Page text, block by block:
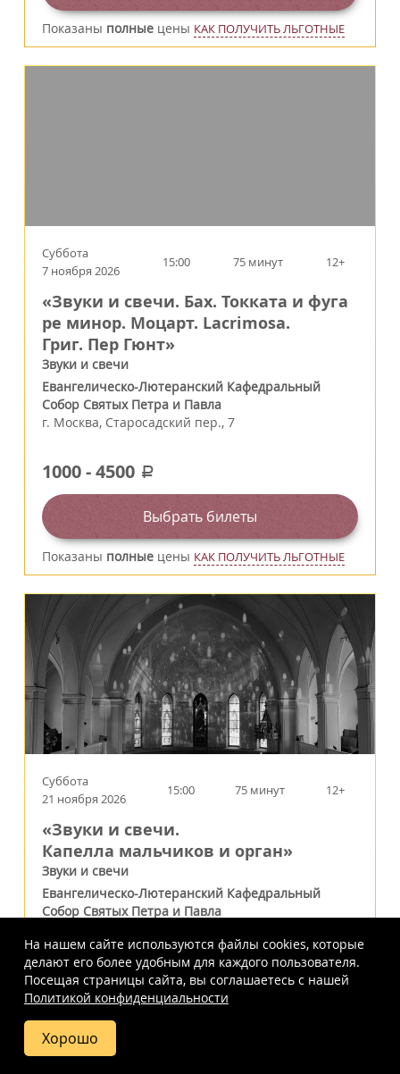
Показаны полные цены КАК ПОЛУЧИТЬ ЛЬГОТНЫЕ
Суббота
7 ноября 2026
15:00 75 минут 12+
«Звуки и свечи. Бах. Токката и фуга
ре минор. Моцарт. Lacrimosa.
Григ. Пер Гюнт»
Звуки и свечи
Евангелическо-Лютеранский Кафедральный
Собор Святых Петра и Павла
г. Москва, Старосадский пер., 7
1000-4500 a
Выбрать билеты
Показаны полные цены КАК ПОЛУЧИТЬ ЛЬГОТНЫЕ
Суббота
21 ноября 2026
15:00 75 минут 12+
«Звуки и свечи.
Капелла мальчиков и орган»
Звуки и свечи
Евангелическо-Лютеранский Кафедральный
Собор Святых Петра и Павла
1000-4500a
Купить
билет
На нашем сайте используются файлы cookies, которые
делают его более удобным для каждого пользователя.
Посещая страницы сайта, вы соглашаетесь c нашей
Политикой конфиденциальности
Хорошо